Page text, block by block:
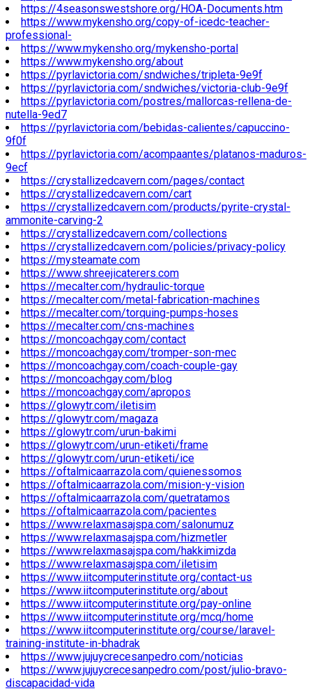
https://4seasonswestshore.org/HOA-Documents.htm
https://www.mykensho.org/copy-of-icedc-teacher-
professional-
https://www.mykensho.org/mykensho-portal
https://www.mykensho.org/about
https://pyrlavictoria.com/sndwiches/tripleta-9e9f
https://pyrlavictoria.com/sndwiches/victoria-club-9e9f
https://pyrlavictoria.com/postres/mallorcas-rellena-de-
nutella-9ed7
https://pyrlavictoria.com/bebidas-calientes/capuccino-
9f0f
https://pyrlavictoria.com/acompaantes/platanos-maduros-
9ecf
https://crystallizedcavern.com/pages/contact
https://crystallizedcavern.com/cart
https://crystallizedcavern.com/products/pyrite-crystal-
ammonite-carving-2
https://crystallizedcavern.com/collections
https://crystallizedcavern.com/policies/privacy-policy
https://mysteamate.com
https://www.shreejicaterers.com
https://mecalter.com/hydraulic-torque
https://mecalter.com/metal-fabrication-machines
https://mecalter.com/torquing-pumps-hoses
https://mecalter.com/cns-machines
https://moncoachgay.com/contact
https://moncoachgay.com/tromper-son-mec
https://moncoachgay.com/coach-couple-gay
https://moncoachgay.com/blog
https://moncoachgay.com/apropos
https://glowytr.com/iletisim
https://glowytr.com/magaza
https://glowytr.com/urun-bakimi
https://glowytr.com/urun-etiketi/frame
https://glowytr.com/urun-etiketi/ice
https://oftalmicaarrazola.com/quienessomos
https://oftalmicaarrazola.com/mision-y-vision
https://oftalmicaarrazola.com/quetratamos
https://oftalmicaarrazola.com/pacientes
https://www.relaxmasajspa.com/salonumuz
https://www.relaxmasajspa.com/hizmetler
https://www.relaxmasajspa.com/hakkimizda
https://www.relaxmasajspa.com/iletisim
https://www.iitcomputerinstitute.org/contact-us
https://www.iitcomputerinstitute.org/about
https://www.iitcomputerinstitute.org/pay-online
https://www.iitcomputerinstitute.org/mcq/home
https://www.iitcomputerinstitute.org/course/laravel-
training-institute-in-bhadrak
https://www.jujuycrecesanpedro.com/noticias
https://www.jujuycrecesanpedro.com/post/julio-bravo-
discapacidad-vida